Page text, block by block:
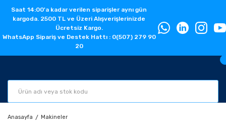
Saat 14:00'a kadar verilen siparişler aynı gün
kargoda. 2500 TL ve Üzeri Alışverişlerinizde
Ücretsiz Kargo.
WhatsApp Sipariş ve Destek Hattı : 0(507) 279 90
20
Anasayfa Makineler